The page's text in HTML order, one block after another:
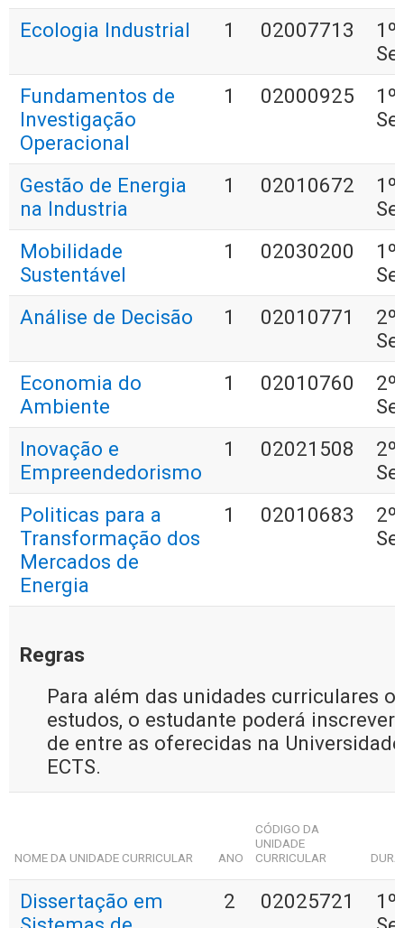
Ecologia Industrial 1 02007713
1º
Fundamentos de
Investigação
Operacional
1 02000925
1º
Gestão de Energia
na Industria
1 02010672
1º
Mobilidade
Sustentável
1 02030200
1º
Análise de Decisão
1 02010771
2º
Economia do
Ambiente
1 02010760
2º
Inovação e
Empreendedorismo
1 02021508
2º
Politicas para a
Transformação dos
Mercados de
Energia
1 02010683
2º
Regras
Para além das unidades curriculares
estudos, o estudante poderá
de entre as oferecidas na
ECTS.
NOME DA UNIDADE CURRICULAR ANO
CÓDIGO DA
UNIDADE
CURRICULAR
Dissertação em
2 02025721
1º